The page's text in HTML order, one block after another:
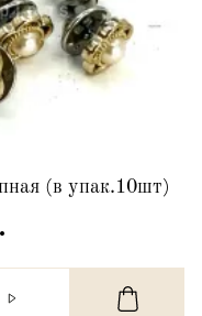
(в упак.10шт)